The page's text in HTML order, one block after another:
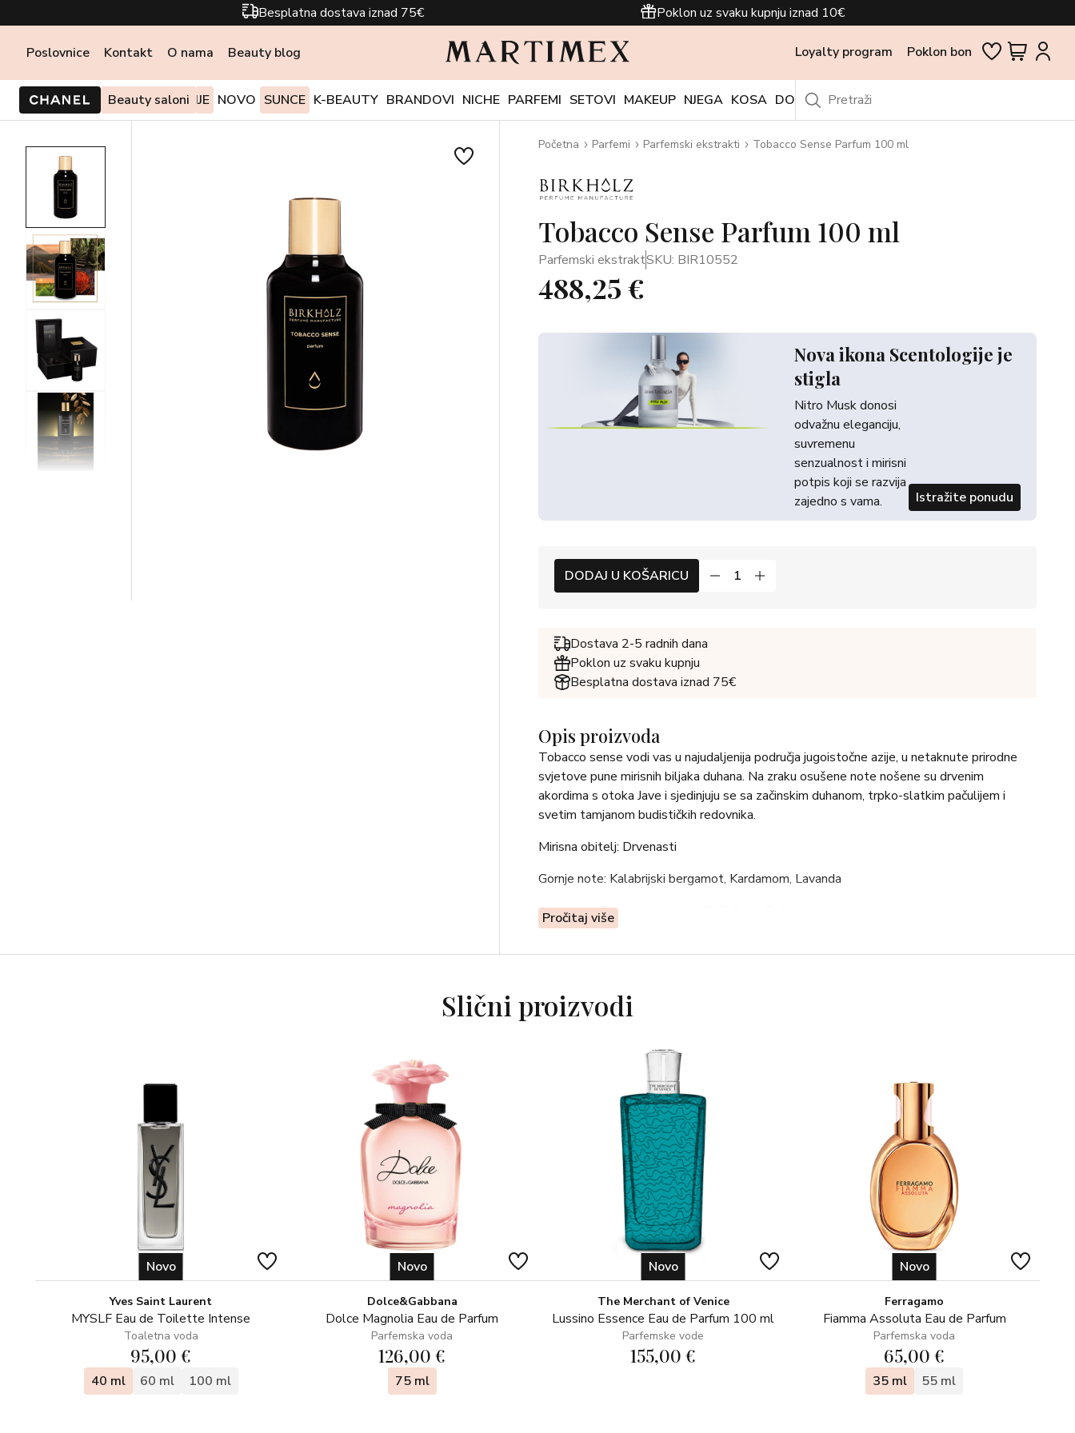
Besplatna dostava iznad 75€ Poklon uz svaku kupnju iznad 10€
Poslovnice Kontakt O nama Beauty blog Loyalty program Poklon bon
Beauty saloni
PONUDE I AKCIJE NOVO SUNCE K-BEAUTY BRANDOVI NICHE PARFEMI SETOVI MAKEUP NJEGA KOSA DODACI OUTLET
Početna Parfemi Parfemski ekstrakti Tobacco Sense Parfum 100 ml
Tobacco Sense Parfum 100 ml
Parfemski ekstraktSKU: BIR10552
488,25 €
Nova ikona Scentologije je
stigla
Nitro Musk donosi
odvažnu eleganciju,
suvremenu
senzualnost i mirisni
potpis koji se razvija
zajedno s vama.
Istražite ponudu
DODAJ U KOŠARICU
Dostava 2-5 radnih dana
Poklon uz svaku kupnju
Besplatna dostava iznad 75€
Opis proizvoda
Tobacco sense vodi vas u najudaljenija područja jugoistočne azije, u netaknute prirodne
svjetove pune mirisnih biljaka duhana. Na zraku osušene note nošene su drvenim
akordima s otoka Jave i sjedinjuju se sa začinskim duhanom, trpko-slatkim pačulijem i
svetim tamjanom budističkih redovnika.
Mirisna obitelj: Drvenasti
Gornje note: Kalabrijski bergamot, Kardamom, Lavanda
Note srca: Esencija tamjana, Niti šafrana, Duhana
Pročitaj više
Slični proizvodi
Novo
Yves Saint Laurent
MYSLF Eau de Toilette Intense
Toaletna voda
95,00 €
40 ml 60 ml 100 ml
Novo
Dolce&Gabbana
Dolce Magnolia Eau de Parfum
Parfemska voda
126,00 €
75 ml
Novo
The Merchant of Venice
Lussino Essence Eau de Parfum 100 ml
Parfemske vode
155,00 €
Novo
Ferragamo
Fiamma Assoluta Eau de Parfum
Parfemska voda
65,00 €
35 ml 55 ml